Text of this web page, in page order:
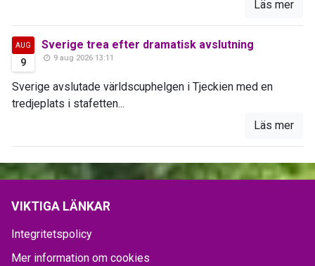
Läs mer
AUG
9
Sverige trea efter dramatisk avslutning
9 aug 2026 13:11
Sverige avslutade världscuphelgen i Tjeckien med en
tredjeplats i stafetten...
Läs mer
VIKTIGA LÄNKAR
Integritetspolicy
Mer information om cookies